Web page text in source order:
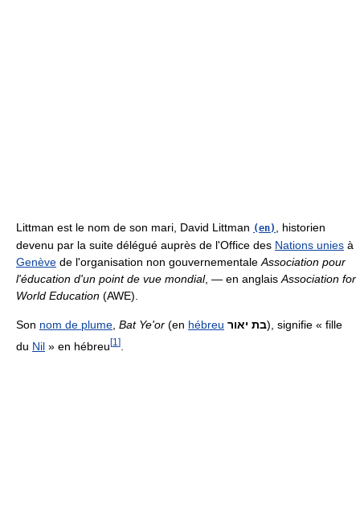
Littman est le nom de son mari, David Littman (en)
, historien
devenu par la suite délégué auprès de l'Office des Nations unies à
Genève de l'organisation non gouvernementale Association pour
l'éducation d'un point de vue mondial, — en anglais Association for
World Education (AWE).
Son nom de plume Bat Ye'or (en hébreu בת יאור), signifie « fille
du Nil » en hébreu[1 ]